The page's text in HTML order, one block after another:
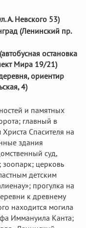
А. Невского 53)
(Ленинский пр.
остановка
Мира 19/21)
ориентир
4)
и памятных
главный в
Спасителя на
здания
суд,
зоопарк; церковь
детским
прогулка на
к древнему
находится могила
Иммануила Канта;